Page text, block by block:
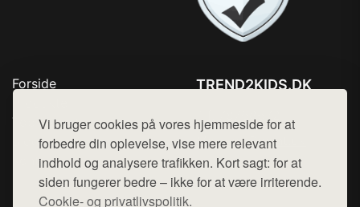
Vi bruger cookies på vores hjemmeside for at
forbedre din oplevelse, vise mere relevant
indhold og analysere trafikken. Kort sagt: for at
siden fungerer bedre – ikke for at være irriterende.
Cookie- og privatlivspolitik.
Forside
Top Rabatter
Blog
Kontakt
TREND2KIDS.DK
Mail: hej@want.dk
Cookie- og privatlivspolitik